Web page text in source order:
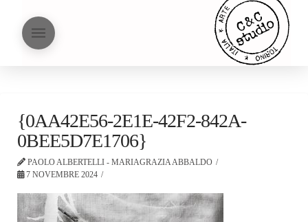
{0AA42E56-2E1E-42F2-842A-
0BEE5D7E1706}
PAOLO ALBERTELLI - MARIAGRAZIA ABBALDO
7 NOVEMBRE 2024